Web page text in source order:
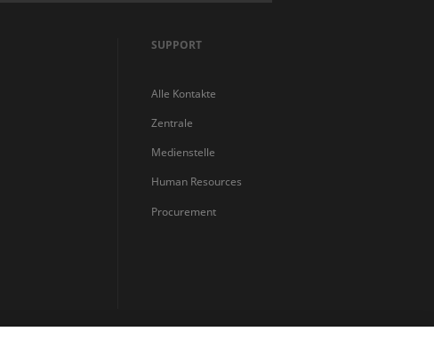
SUPPORT
Alle Kontakte
Zentrale
Medienstelle
Human Resources
Procurement